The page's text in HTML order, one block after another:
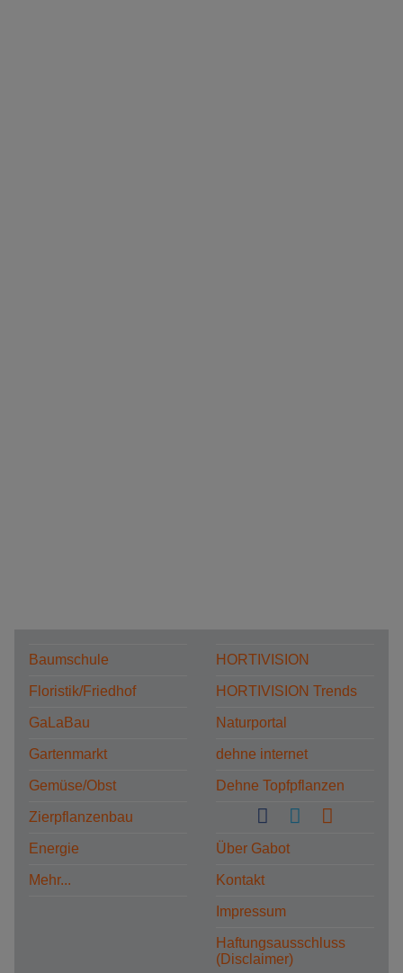
Baumschule
Floristik/Friedhof
GaLaBau
Gartenmarkt
Gemüse/Obst
Zierpflanzenbau
Energie
Mehr...
HORTIVISION
HORTIVISION Trends
Naturportal
dehne internet
Dehne Topfpflanzen
Über Gabot
Kontakt
Impressum
Haftungsausschluss
(Disclaimer)